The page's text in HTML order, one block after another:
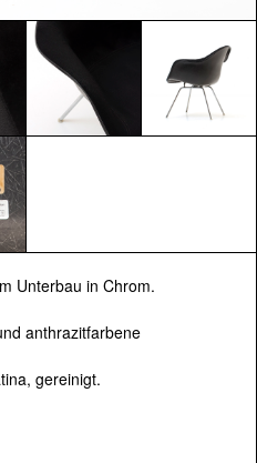
Unterbau in Chrom.
anthrazitfarbene
gereinigt.